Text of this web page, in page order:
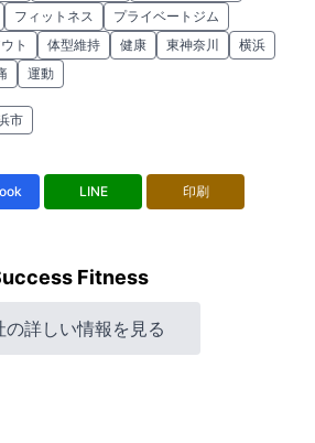
フィットネス
プライベートジム
ト 体型維持 健康 東神奈川
横浜
運動
市
LINE 印刷
Fitness
の詳しい情報を見る